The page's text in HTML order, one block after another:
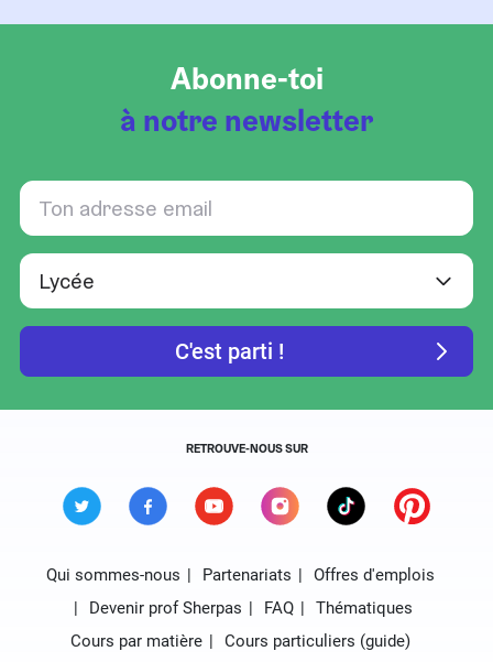
Abonne-toi
à notre newsletter
RETROUVE-NOUS SUR
Qui sommes-nous Partenariats
Offres d'emplois
Devenir prof Sherpas
FAQ
Thématiques
Cours par matière
Cours particuliers (guide)